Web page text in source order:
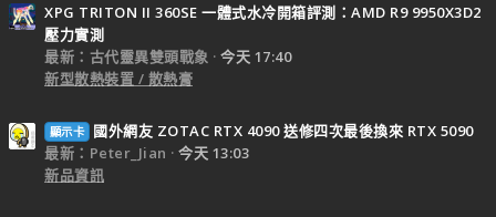
XPG TRITON II 360SE 一體式水冷開箱評測：AMD R9 9950X3D2
壓力實測
最新：古代靈異雙頭戰象
今天 17:40
新型散熱裝置 / 散熱膏
顯示卡
國外網友 ZOTAC RTX 4090 送修四次最後換來 RTX 5090
最新：Peter_Jian
今天 13:03
新品資訊